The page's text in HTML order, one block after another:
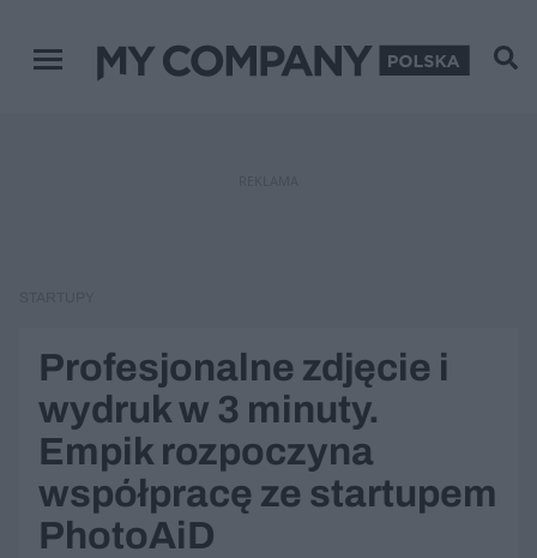
Menu główne
Profesjonalne zdjęcie i
wydruk w 3 minuty.
Empik rozpoczyna
współpracę ze startupem
PhotoAiD